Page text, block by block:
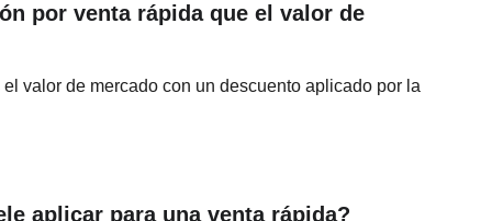
por venta rápida que el valor de
valor de mercado con un descuento aplicado por la
aplicar para una venta rápida?